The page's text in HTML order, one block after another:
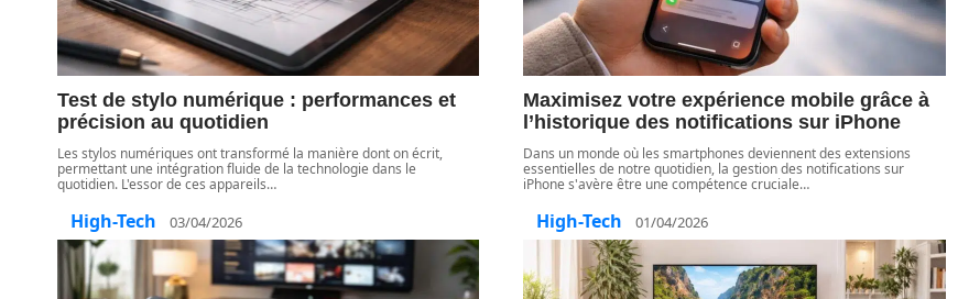
Test de stylo numérique : performances et
précision au quotidien
Les stylos numériques ont transformé la manière dont on écrit,
permettant une intégration fluide de la technologie dans le
quotidien. L'essor de ces appareils…
High-Tech 03/04/2026
Maximisez votre expérience mobile grâce à
l’historique des notifications sur iPhone
Dans un monde où les smartphones deviennent des extensions
essentielles de notre quotidien, la gestion des notifications sur
iPhone s'avère être une compétence cruciale…
High-Tech 01/04/2026